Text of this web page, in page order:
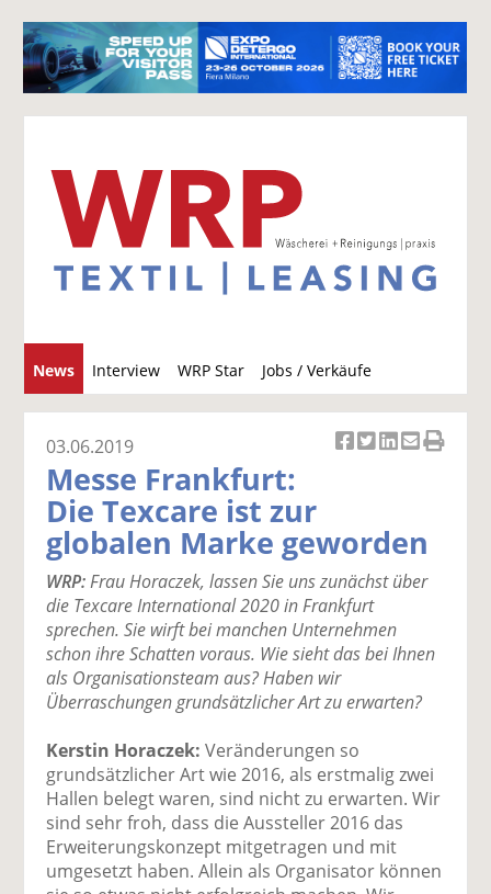
News Interview WRP Star Jobs / Verkäufe
u
c
el
a
uf
F
ac
e
b
o
k
te
il
e
n
el
t
wi
tt
er
n
el
a
uf
n
k
di
il
e
n
el
p
er
ai
v
n
d
e
el
D
ru
n
03.06.2019
Messe Frankfurt:
Die Texcare ist zur
globalen Marke geworden
WRP:Frau Horaczek, lassen Sie uns zunächst über
die Texcare International 2020 in Frankfurt
sprechen. Sie wirft bei manchen Unternehmen
schon ihre Schatten voraus. Wie sieht das bei Ihnen
als Organisationsteam aus? Haben wir
Überraschungen grundsätzlicher Art zu erwarten?
Kerstin Horaczek: Veränderungen so
grundsätzlicher Art wie 2016, als erstmalig zwei
Hallen belegt waren, sind nicht zu erwarten. Wir
sind sehr froh, dass die Aussteller 2016 das
Erweiterungskonzept mitgetragen und mit
umgesetzt haben. Allein als Organisator können